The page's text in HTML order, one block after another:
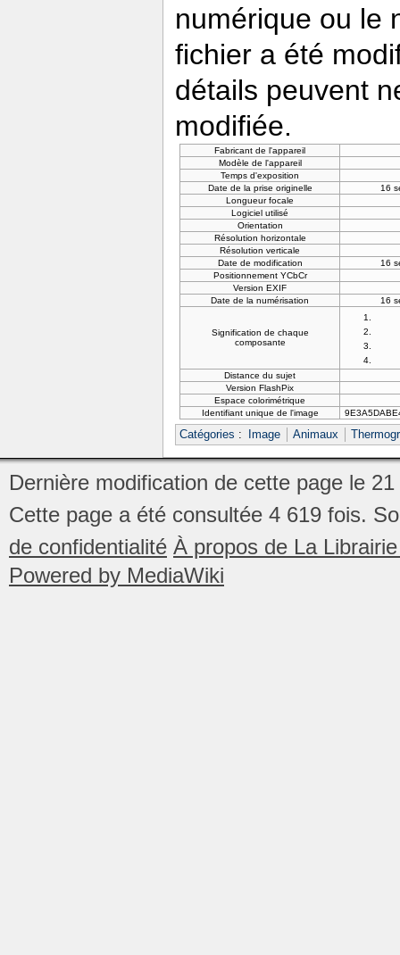
numérique ou le
fichier a été
détails peuvent
modifiée.
Fabricant de l'appareil
Modèle de l'appareil
Temps d'exposition
Date de la prise originelle
16
Longueur focale
Logiciel utilisé
Orientation
Résolution horizontale
Résolution verticale
Date de modification
16
Positionnement YCbCr
Version EXIF
Date de la numérisation
16
Signification de chaque
composante
Distance du sujet
Version FlashPix
Espace colorimétrique
Identifiant unique de l'image
Catégories : Image Animaux
Dernière modification de cette page le
Cette page a été consultée 4 619 fois.
de confidentialité À propos de La
Powered by MediaWiki